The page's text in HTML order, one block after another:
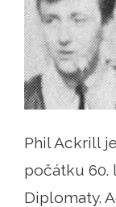
Phil Ackrill
počátku 60.
Diplomaty.